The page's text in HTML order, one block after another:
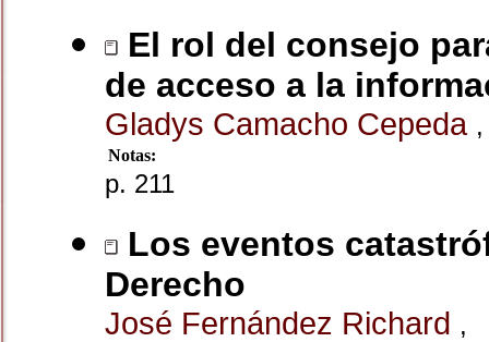
El rol del consejo
de acceso a la
Gladys Camacho Cepeda ,
Notas:
p. 211
Los eventos
Derecho
José Fernández Richard ,